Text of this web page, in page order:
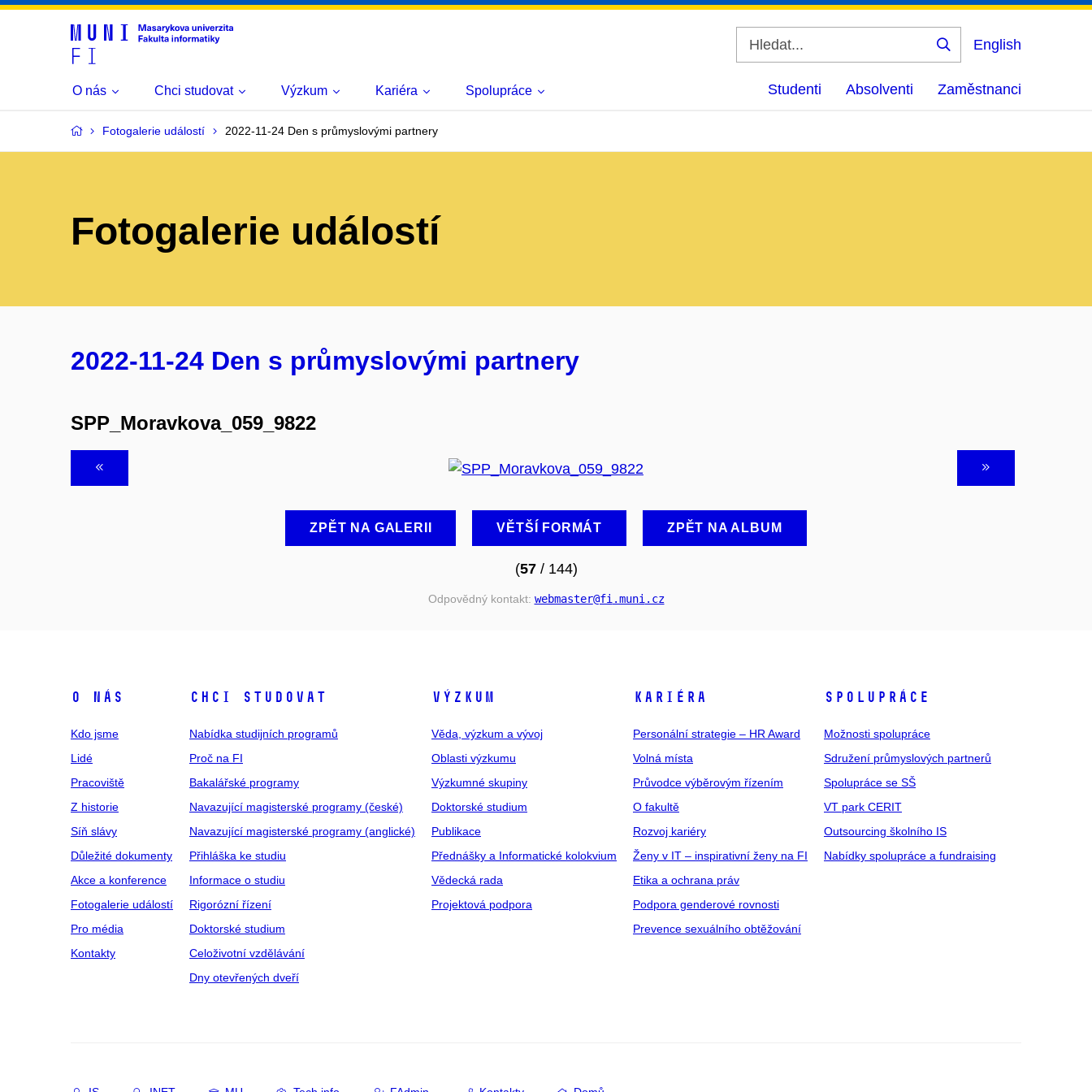
Vyhledat
English
O nás Chci studovat Výzkum Kariéra Spolupráce Studenti Absolventi Zaměstnanci
Fotogalerie událostí 2022-11-24 Den s průmyslovými partnery
Fotogalerie událostí
2022-11-24 Den s průmyslovými partnery
SPP_Moravkova_059_9822
ZPĚT NA GALERII VĚTŠÍ FORMÁT ZPĚT NA ALBUM
(57/ 144)
Odpovědný kontakt: webmaster@fi .muni .cz
O NÁS
Kdo jsme
Lidé
Pracoviště
Z historie
Síň slávy
Důležité dokumenty
Akce a konference
Fotogalerie událostí
Pro média
Kontakty
CHCI STUDOVAT
Nabídka studijních programů
Proč na FI
Bakalářské programy
Navazující magisterské programy (české)
Navazující magisterské programy (anglické)
Přihláška ke studiu
Informace o studiu
Rigorózní řízení
Doktorské studium
Celoživotní vzdělávání
Dny otevřených dveří
VÝZKUM
Věda, výzkum a vývoj
Oblasti výzkumu
Výzkumné skupiny
Doktorské studium
Publikace
Přednášky a Informatické kolokvium
Vědecká rada
Projektová podpora
KARIÉRA
Personální strategie – HR Award
Volná místa
Průvodce výběrovým řízením
O fakultě
Rozvoj kariéry
Ženy v IT – inspirativní ženy na FI
Etika a ochrana práv
Podpora genderové rovnosti
Prevence sexuálního obtěžování
SPOLUPRÁCE
Možnosti spolupráce
Sdružení průmyslových partnerů
Spolupráce se SŠ
VT park CERIT
Outsourcing školního IS
Nabídky spolupráce a fundraising